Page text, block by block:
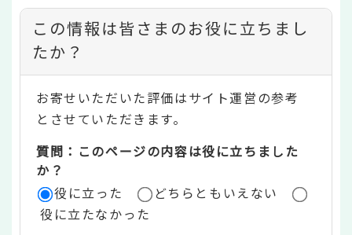
コ
ン
テ
ン
ツ
評
価
この情報は皆さまのお役に立ちまし
たか？
お寄せいただいた評価はサイト運営の参考
とさせていただきます。
質問：このページの内容は役に立ちました
か？
役に立った
どちらともいえない
役に立たなかった